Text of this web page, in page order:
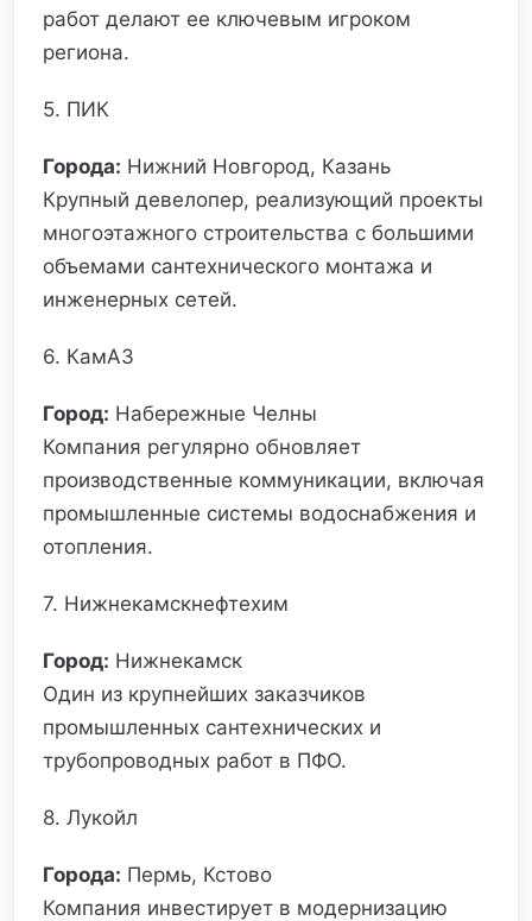
работ делают ее ключевым игроком
региона.
5. ПИК
Города: Нижний Новгород, Казань
Крупный девелопер, реализующий проекты
многоэтажного строительства с большими
объемами сантехнического монтажа и
инженерных сетей.
6. КамАЗ
Город: Набережные Челны
Компания регулярно обновляет
производственные коммуникации, включая
промышленные системы водоснабжения и
отопления.
7. Нижнекамскнефтехим
Город: Нижнекамск
Один из крупнейших заказчиков
промышленных сантехнических и
трубопроводных работ в ПФО.
8. Лукойл
Города: Пермь, Кстово
Компания инвестирует в модернизацию